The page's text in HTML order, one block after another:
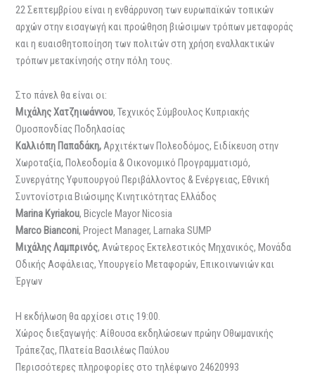
22 Σεπτεμβρίου είναι η ενθάρρυνση των ευρωπαϊκών τοπικών
αρχών στην εισαγωγή και προώθηση βιώσιμων τρόπων μεταφοράς
και η ευαισθητοποίηση των πολιτών στη χρήση εναλλακτικών
τρόπων μετακίνησής στην πόλη τους.
Στο πάνελ θα είναι οι:
Μιχάλης Χατζηιωάννου, Τεχνικός Σύμβουλος Κυπριακής
Ομοσπονδίας Ποδηλασίας
Καλλιόπη Παπαδάκη,Αρχιτέκτων Πολεοδόμος, Ειδίκευση στην
Χωροταξία, Πολεοδομία & Οικονομικό Προγραμματισμό,
Συνεργάτης Υφυπουργού Περιβάλλοντος & Ενέργειας, Εθνική
Συντονίστρια Βιώσιμης Κινητικότητας Ελλάδος
Marina Kyriakou, Bicycle Mayor Nicosia
Marco Bianconi, Project Manager, Larnaka SUMP
Μιχάλης Λαμπρινός, Ανώτερος Εκτελεστικός Μηχανικός, Μονάδα
Οδικής Ασφάλειας, Υπουργείο Μεταφορών, Επικοινωνιών και
Έργων
Η εκδήλωση θα αρχίσει στις 19:00.
Χώρος διεξαγωγής: Αίθουσα εκδηλώσεων πρώην Οθωμανικής
Τράπεζας, Πλατεία Βασιλέως Παύλου
Περισσότερες πληροφορίες στο τηλέφωνο 24620993